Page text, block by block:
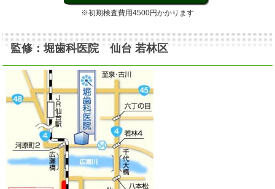
※初期検査費用4500円かかります
監修：堀歯科医院 仙台 若林区